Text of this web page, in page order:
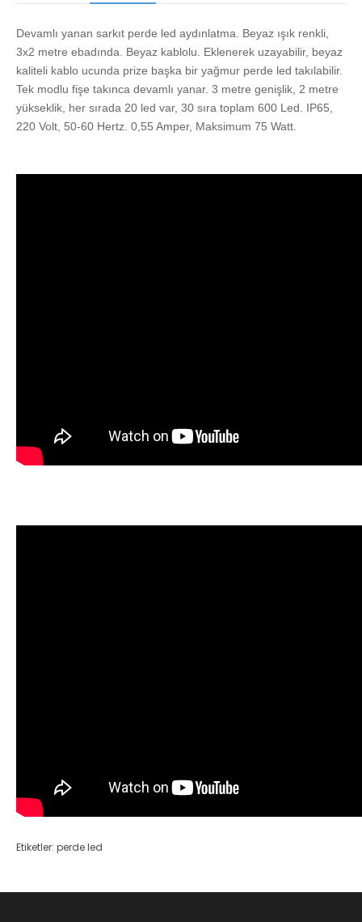
Devamlı yanan sarkıt perde led aydınlatma. Beyaz ışık renkli,
3x2 metre ebadında. Beyaz kablolu. Eklenerek uzayabilir, beyaz
kaliteli kablo ucunda prize başka bir yağmur perde led takılabilir.
Tek modlu fişe takınca devamlı yanar. 3 metre genişlik, 2 metre
yükseklik, her sırada 20 led var, 30 sıra toplam 600 Led. IP65,
220 Volt, 50-60 Hertz. 0,55 Amper, Maksimum 75 Watt.
Etiketler: perde led